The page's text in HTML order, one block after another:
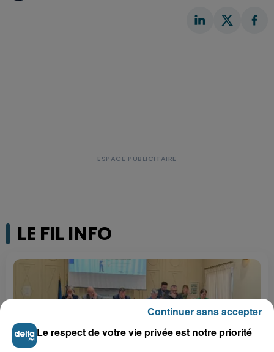
LE FIL INFO
Le respect de votre vie privée est notre priorité
Continuer sans accepter